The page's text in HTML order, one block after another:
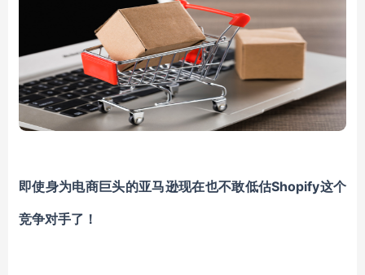
即使身为电商巨头的亚马逊现在也不敢低估Shopify这个
竞争对手了！